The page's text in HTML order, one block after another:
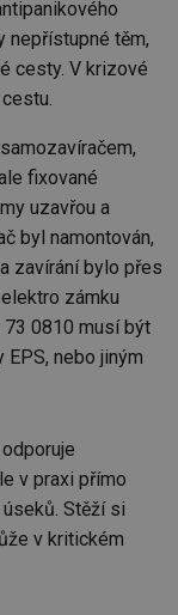
nepřístupné těm,
cesty. V krizové
fixované
uzavřou a
byl namontován,
zavírání bylo přes
zámku
73 0810 musí být
nebo jiným
v praxi přímo
Stěží si
v kritickém